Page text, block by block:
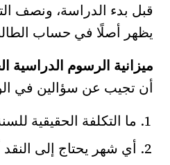
قبل بدء الدراسة، ونصف
يظهر أصلًا في حساب
ميزانية الرسوم الدراسية
أن تجيب عن سؤالين في
ما التكلفة الحقيقية
أي شهر يحتاج إلى النقد